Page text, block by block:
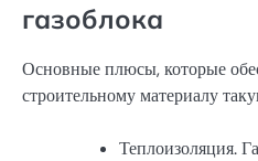
газоблока
Основные плюсы, которые
строительному материалу
Теплоизоляция.